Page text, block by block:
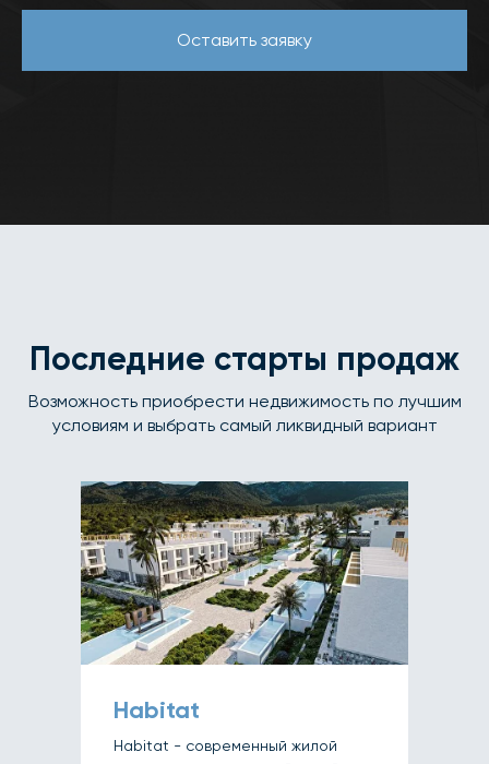
Оставить заявку
Последние старты продаж
Возможность приобрести недвижимость по лучшим
условиям и выбрать самый ликвидный вариант
Habitat
Habitat - современный жилой